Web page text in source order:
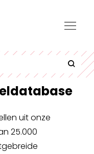
uit onze
25.000